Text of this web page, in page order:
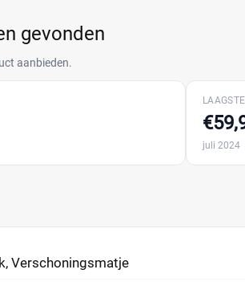
gevonden
aanbieden.
juli 2024
Verschoningsmatje